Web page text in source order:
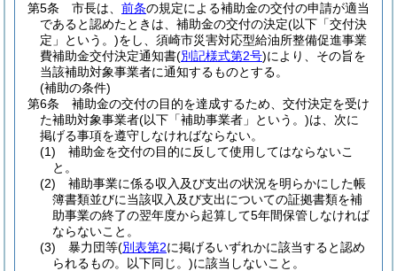
第5条
市長は、 前条の規定による補助金の交付の申請が適当
であると認めたときは、補助金の交付の決定(以下「交付決
定」という。)をし、須崎市災害対応型給油所整備促進事業
費補助金交付決定通知書(別記様式第2号)により、その旨を
当該補助対象事業者に通知するものとする。
(補助の条件)
第6条
補助金の交付の目的を達成するため、交付決定を受け
た補助対象事業者(以下「補助事業者」という。)は、次に
掲げる事項を遵守しなければならない。
(1)
補助金を交付の目的に反して使用してはならないこ
と。
(2)
補助事業に係る収入及び支出の状況を明らかにした帳
簿書類並びに当該収入及び支出についての証拠書類を補
助事業の終了の翌年度から起算して5年間保管しなければ
ならないこと。
(3)
暴力団等(別表第2に掲げるいずれかに該当すると認め
られるもの。以下同じ。)に該当しないこと。